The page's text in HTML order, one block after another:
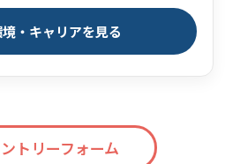
・キャリアを見る
トリーフォーム